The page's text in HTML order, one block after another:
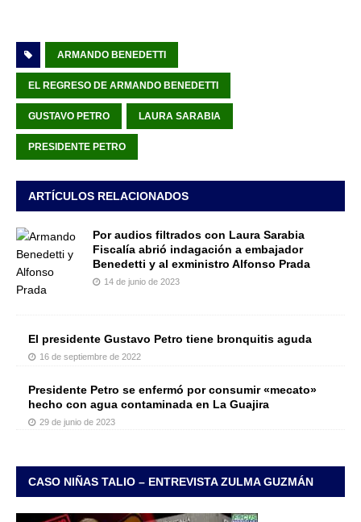
ARMANDO BENEDETTI
EL REGRESO DE ARMANDO BENEDETTI
GUSTAVO PETRO LAURA SARABIA
PRESIDENTE PETRO
ARTÍCULOS RELACIONADOS
Por audios filtrados con Laura Sarabia
Fiscalía abrió indagación a embajador
Benedetti y al exministro Alfonso Prada
14 de junio de 2023
El presidente Gustavo Petro tiene bronquitis aguda
16 de septiembre de 2022
Presidente Petro se enfermó por consumir «mecato»
hecho con agua contaminada en La Guajira
29 de junio de 2023
CASO NIÑAS TALIO – ENTREVISTA ZULMA GUZMÁN